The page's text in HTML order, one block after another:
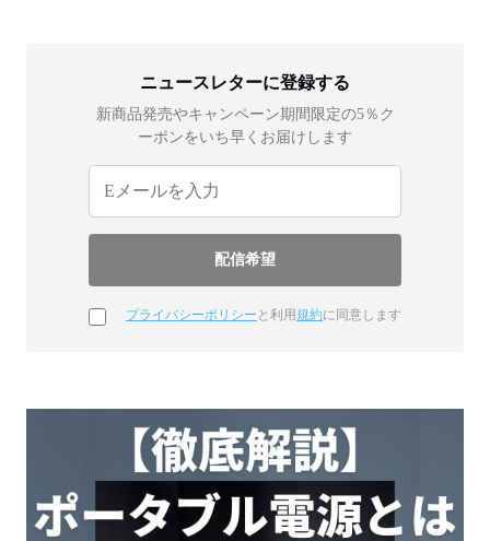
ニュースレターに登録する
新商品発売やキャンペーン期間限定の5％ク
ーポンをいち早くお届けします
プライバシーポリシー と利用規約に同意します